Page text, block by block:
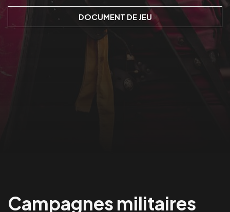
DOCUMENT DE JEU
Campagnes militaires